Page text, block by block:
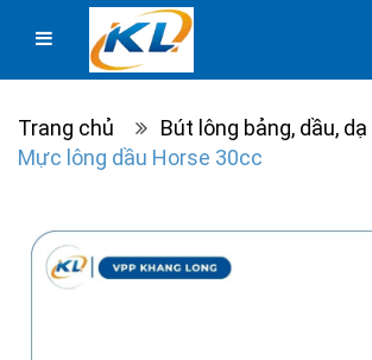
Trang chủ
Bút lông bảng, dầu,
Mực lông dầu Horse 30cc